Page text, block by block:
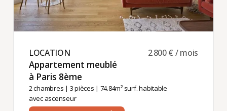
LOCATION ​
Appartement meublé
à Paris 8ème ​
2 chambres | 3 pièces | 74.84m² surf. habitable
avec ascenseur
2 800 € / mois